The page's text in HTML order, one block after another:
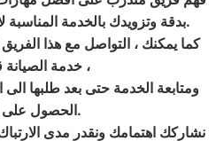
بدقة وتزويدك بالخدمة المناسبة.
كما يمكنك ، التواصل مع هذا
خدمة الصيانة قبل طلبها ،
ومتابعة الخدمة حتى بعد طلبها
الحصول على.
نشاركك اهتمامك ونقدر مدى